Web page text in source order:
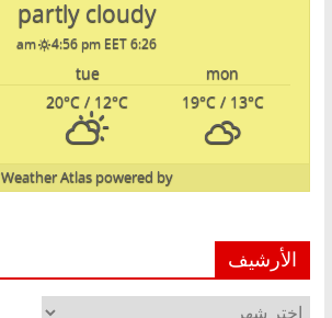
partly cloudy
6:26 am
4:56 pm EET
mon
tue
19°C/ 13°C
20°C / 12°C
powered by
Weather Atlas
الأرشيف
الأرشيف